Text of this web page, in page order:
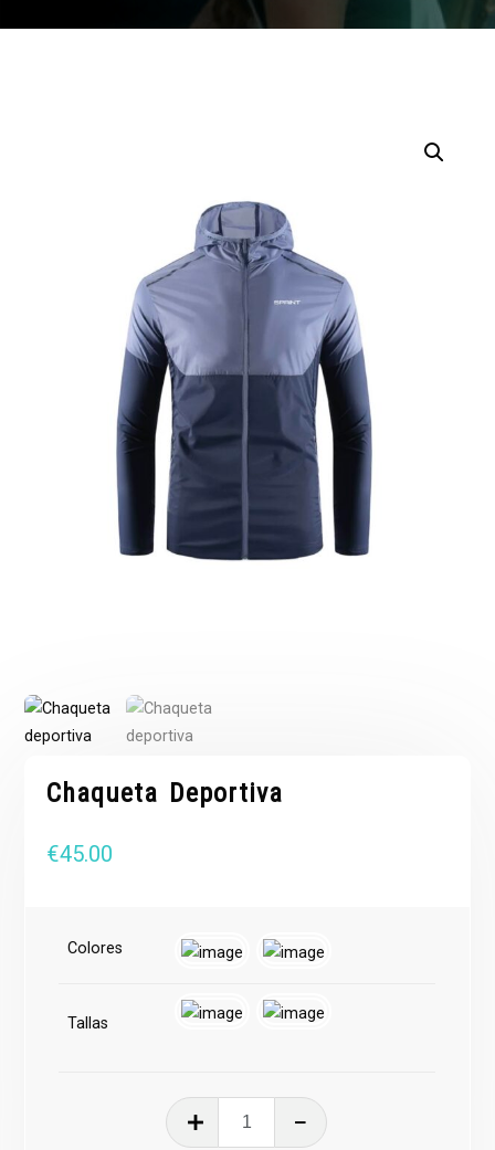
Chaqueta Deportiva
€45.00
Colores
Tallas
Chaqueta
Deportiva